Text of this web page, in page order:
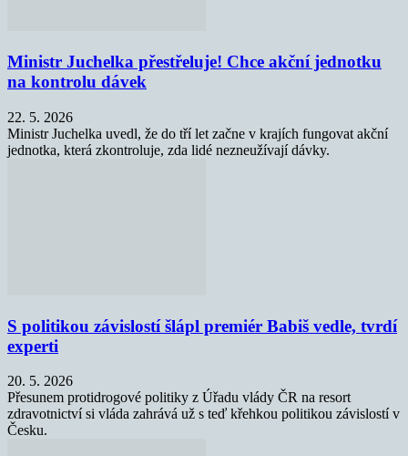
Ministr Juchelka přestřeluje! Chce akční jednotku
na kontrolu dávek
22. 5. 2026
Ministr Juchelka uvedl, že do tří let začne v krajích fungovat akční
jednotka, která zkontroluje, zda lidé nezneužívají dávky.
S politikou závislostí šlápl premiér Babiš vedle, tvrdí
experti
20. 5. 2026
Přesunem protidrogové politiky z Úřadu vlády ČR na resort
zdravotnictví si vláda zahrává už s teď křehkou politikou závislostí v
Česku.